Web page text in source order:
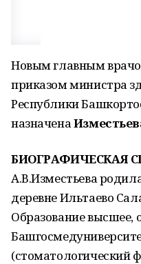
Новым главным
приказом министра
Республики
назначена
БИОГРАФИЧЕСКАЯ
А.В.Изместьева
деревне Ильтаево
Образование высшее,
(стоматологический